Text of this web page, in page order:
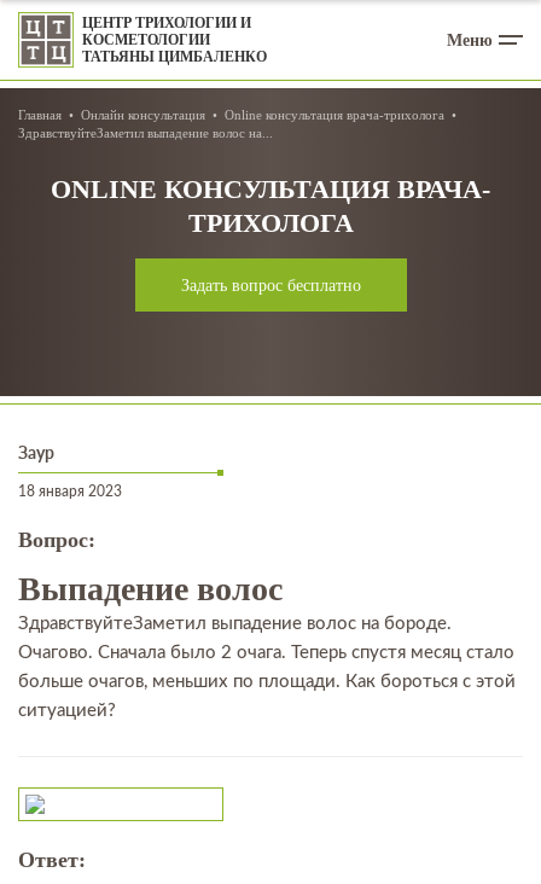
ЦЕНТР ТРИХОЛОГИИ И
КОСМЕТОЛОГИИ
ТАТЬЯНЫ ЦИМБАЛЕНКО
Меню
Главная Онлайн консультация
Online консультация врача-трихолога
ЗдравствуйтеЗаметил выпадение волос на...
ONLINE КОНСУЛЬТАЦИЯ ВРАЧА-
ТРИХОЛОГА
Задать вопрос бесплатно
Заур
18 января 2023
Вопрос:
Выпадение волос
ЗдравствуйтеЗаметил выпадение волос на бороде.
Очагово. Сначала было 2 очага. Теперь спустя месяц стало
больше очагов, меньших по площади. Как бороться с этой
ситуацией?
Ответ: